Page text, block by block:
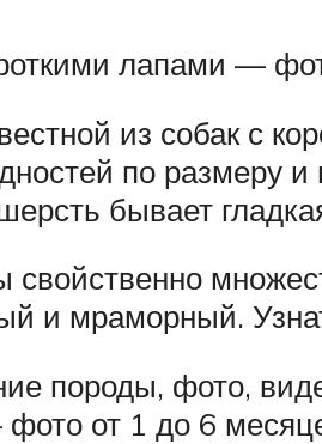
лапами —
из собак с
по размеру
бывает
свойственно
и мраморный.
породы, фото,
от 1 до 6